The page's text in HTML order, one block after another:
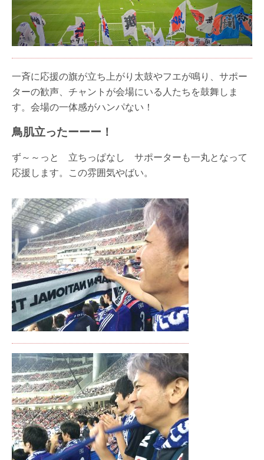
一斉に応援の旗が立ち上がり太鼓やフエが鳴り、サポー
ターの歓声、チャントが会場にいる人たちを鼓舞しま
す。会場の一体感がハンパない！
鳥肌立ったーーー！
ず～～っと 立ちっぱなし サポーターも一丸となって
応援します。この雰囲気やばい。